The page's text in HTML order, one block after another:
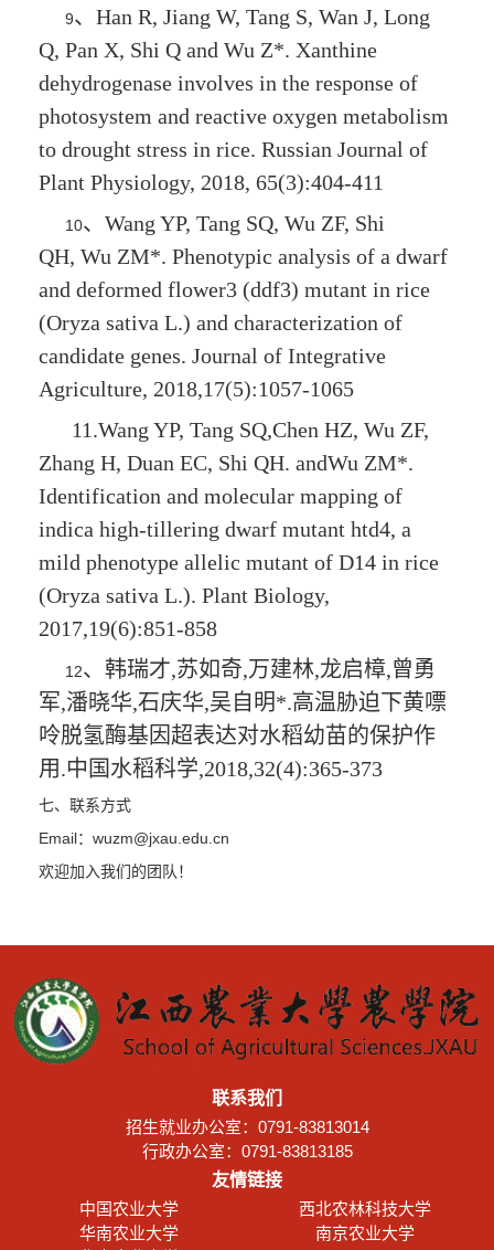
9、 Han R, Jiang W, Tang S, Wan J, Long
Q, Pan X, Shi Q and Wu Z*. Xanthine
dehydrogenase involves in the response of
photosystem and reactive oxygen metabolism
to drought stress in rice. Russian Journal of
Plant Physiology, 2018, 65(3):404-411
10、 Wang YP, Tang SQ, Wu ZF, Shi
QH, Wu ZM*. Phenotypic analysis of a dwarf
and deformed flower3 (ddf3) mutant in rice
(Oryza sativa L.) and characterization of
candidate genes. Journal of Integrative
Agriculture, 2018,17(5):1057-1065
11.Wang YP, Tang SQ,Chen HZ, Wu ZF,
Zhang H, Duan EC, Shi QH. andWu ZM*.
Identification and molecular mapping of
indica high-tillering dwarf mutant htd4, a
mild phenotype allelic mutant of D14 in rice
(Oryza sativa L.). Plant Biology,
2017,19(6):851-858
12、韩瑞才,苏如奇,万建林,龙启樟,曾勇
军,潘晓华,石庆华,吴自明*.高温胁迫下黄嘌
呤脱氢酶基因超表达对水稻幼苗的保护作
用.中国水稻科学,2018,32(4):365-373
七、联系方式
Email：wuzm@jxau.edu.cn
欢迎加入我们的团队！
联系我们
招生就业办公室：0791-83813014
行政办公室：0791-83813185
友情链接
中国农业大学
西北农林科技大学
华南农业大学
南京农业大学